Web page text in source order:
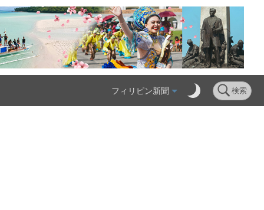
フィリピン新聞 検索